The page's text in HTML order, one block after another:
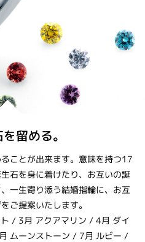
留める。
ことが出来ます。意味を持つ17
石を身に着けたり、お互いの誕
一生寄り添う結婚指輪に、お互
ご提案いたします。
/ 3月 アクアマリン / 4月 ダイ
ムーンストーン / 7月 ルビー /